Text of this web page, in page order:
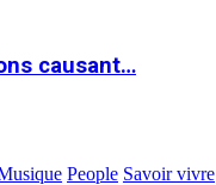
causant…
People Savoir vivre